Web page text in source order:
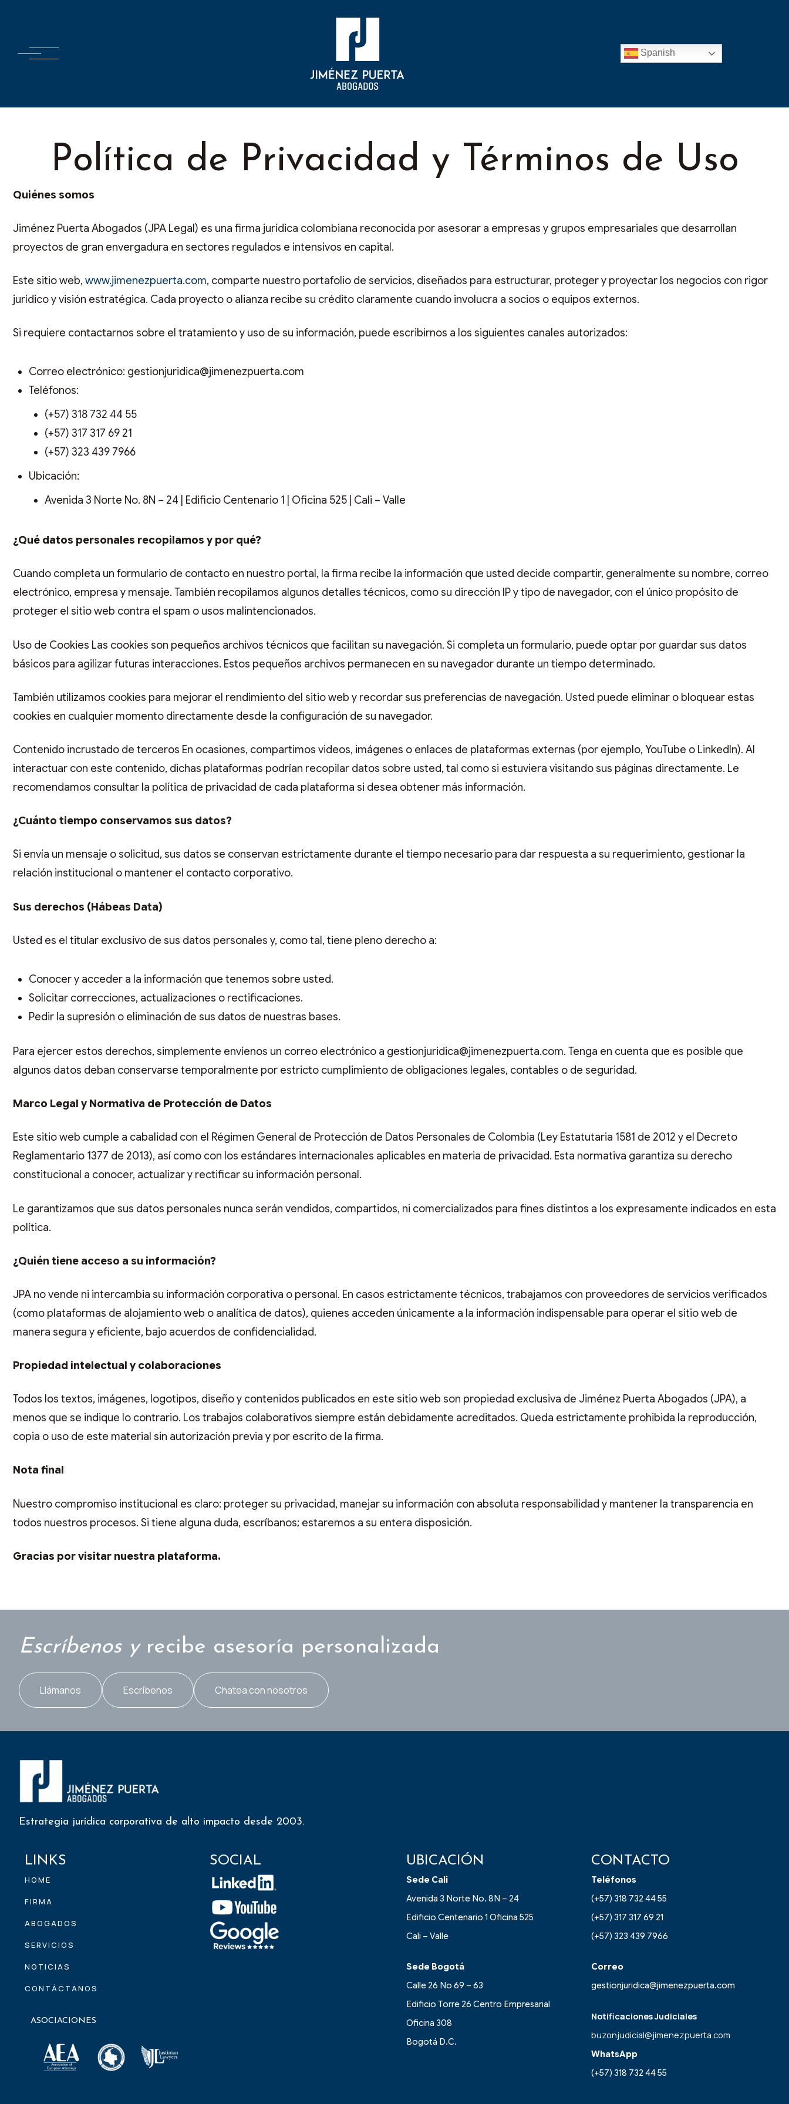
Spanish
Política de Privacidad y Términos de Uso
Quiénes somos
Jiménez Puerta Abogados (JPA Legal) es una firma jurídica colombiana reconocida por asesorar a empresas y grupos empresariales que desarrollan
proyectos de gran envergadura en sectores regulados e intensivos en capital.
Este sitio web, www.jimenezpuerta.com, comparte nuestro portafolio de servicios, diseñados para estructurar, proteger y proyectar los negocios con rigor
jurídico y visión estratégica. Cada proyecto o alianza recibe su crédito claramente cuando involucra a socios o equipos externos.
Si requiere contactarnos sobre el tratamiento y uso de su información, puede escribirnos a los siguientes canales autorizados:
Correo electrónico: gestionjuridica@jimenezpuerta.com
Teléfonos:
(+57) 318 732 44 55
(+57) 317 317 69 21
(+57) 323 439 7966
Ubicación:
Avenida 3 Norte No. 8N – 24 | Edificio Centenario 1 | Oficina 525 | Cali – Valle
¿Qué datos personales recopilamos y por qué?
Cuando completa un formulario de contacto en nuestro portal, la firma recibe la información que usted decide compartir, generalmente su nombre, correo
electrónico, empresa y mensaje. También recopilamos algunos detalles técnicos, como su dirección IP y tipo de navegador, con el único propósito de
proteger el sitio web contra el spam o usos malintencionados.
Uso de Cookies Las cookies son pequeños archivos técnicos que facilitan su navegación. Si completa un formulario, puede optar por guardar sus datos
básicos para agilizar futuras interacciones. Estos pequeños archivos permanecen en su navegador durante un tiempo determinado.
También utilizamos cookies para mejorar el rendimiento del sitio web y recordar sus preferencias de navegación. Usted puede eliminar o bloquear estas
cookies en cualquier momento directamente desde la configuración de su navegador.
Contenido incrustado de terceros En ocasiones, compartimos videos, imágenes o enlaces de plataformas externas (por ejemplo, YouTube o LinkedIn). Al
interactuar con este contenido, dichas plataformas podrían recopilar datos sobre usted, tal como si estuviera visitando sus páginas directamente. Le
recomendamos consultar la política de privacidad de cada plataforma si desea obtener más información.
¿Cuánto tiempo conservamos sus datos?
Si envía un mensaje o solicitud, sus datos se conservan estrictamente durante el tiempo necesario para dar respuesta a su requerimiento, gestionar la
relación institucional o mantener el contacto corporativo.
Sus derechos (Hábeas Data)
Usted es el titular exclusivo de sus datos personales y, como tal, tiene pleno derecho a:
Conocer y acceder a la información que tenemos sobre usted.
Solicitar correcciones, actualizaciones o rectificaciones.
Pedir la supresión o eliminación de sus datos de nuestras bases.
Para ejercer estos derechos, simplemente envíenos un correo electrónico a gestionjuridica@jimenezpuerta.com. Tenga en cuenta que es posible que
algunos datos deban conservarse temporalmente por estricto cumplimiento de obligaciones legales, contables o de seguridad.
Marco Legal y Normativa de Protección de Datos
Este sitio web cumple a cabalidad con el Régimen General de Protección de Datos Personales de Colombia (Ley Estatutaria 1581 de 2012 y el Decreto
Reglamentario 1377 de 2013), así como con los estándares internacionales aplicables en materia de privacidad. Esta normativa garantiza su derecho
constitucional a conocer, actualizar y rectificar su información personal.
Le garantizamos que sus datos personales nunca serán vendidos, compartidos, ni comercializados para fines distintos a los expresamente indicados en esta
política.
¿Quién tiene acceso a su información?
JPA no vende ni intercambia su información corporativa o personal. En casos estrictamente técnicos, trabajamos con proveedores de servicios verificados
(como plataformas de alojamiento web o analítica de datos), quienes acceden únicamente a la información indispensable para operar el sitio web de
manera segura y eficiente, bajo acuerdos de confidencialidad.
Propiedad intelectual y colaboraciones
Todos los textos, imágenes, logotipos, diseño y contenidos publicados en este sitio web son propiedad exclusiva de Jiménez Puerta Abogados (JPA), a
menos que se indique lo contrario. Los trabajos colaborativos siempre están debidamente acreditados. Queda estrictamente prohibida la reproducción,
copia o uso de este material sin autorización previa y por escrito de la firma.
Nota final
Nuestro compromiso institucional es claro: proteger su privacidad, manejar su información con absoluta responsabilidad y mantener la transparencia en
todos nuestros procesos. Si tiene alguna duda, escríbanos; estaremos a su entera disposición.
Gracias por visitar nuestra plataforma.
Escríbenos yrecibe asesoría personalizada
Llámanos Escríbenos Chatea con nosotros
Estrategia jurídica corporativa de alto impacto desde 2003.
LINKS
HOME
FIRMA
ABOGADOS
SERVICIOS
NOTICIAS
CONTÁCTANOS
ASOCIACIONES
SOCIAL UBICACIÓN
Sede Cali
Avenida 3 Norte No. 8N – 24
Edificio Centenario 1 Oficina 525
Cali – Valle
Sede Bogotá
Calle 26 No 69 – 63
Edificio Torre 26 Centro Empresarial
Oficina 308
Bogotá D.C.
CONTACTO
Teléfonos
(+57) 318 732 44 55
(+57) 317 317 69 21
(+57) 323 439 7966
Correo
gestionjuridica@jimenezpuerta.com
Notificaciones Judiciales
buzonjudicial@jimenezpuerta.com
WhatsApp
(+57) 318 732 44 55